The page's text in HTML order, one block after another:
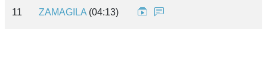
11 ZAMAGILA (04:13)